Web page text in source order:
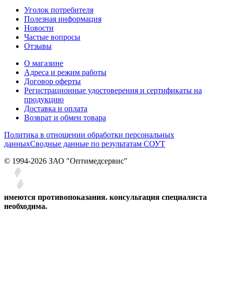
Уголок потребителя
Полезная информация
Новости
Частые вопросы
Отзывы
О магазине
Адреса и режим работы
Договор оферты
Регистрационные удостоверения и сертификаты на
продукцию
Доставка и оплата
Возврат и обмен товара
Политика в отношении обработки персональных
данныхСводные данные по результатам СОУТ
© 1994-2026 ЗАО ″Оптимедсервис″
имеются противопоказания. консультация специалиста
необходима.